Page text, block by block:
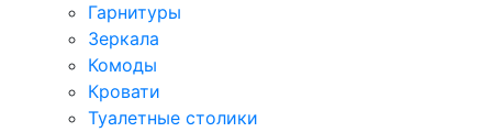
Гарнитуры
Зеркала
Комоды
Кровати
Туалетные столики